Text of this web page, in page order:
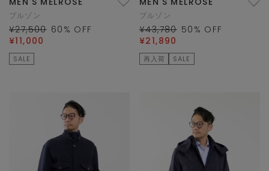
ブルゾン
¥27,500 60 % OFF
¥11,000
SALE
ブルゾン
¥43,780 50 % OFF
¥21,890
再入荷 SALE